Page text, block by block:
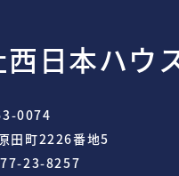
日本ハウ
0074
田町2226番地5
23-8257